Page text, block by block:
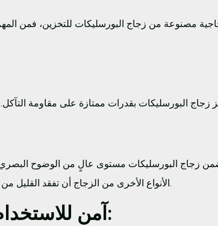
مصنوعة من زجاج البورسليكات للتخزين، فمن
يضمن زجاج البورسليكات مستوى عالٍ من الوضوح
الأنواع الأخرى من الزجاج أن تفقد القليل من شفافيتها عند التزجيج والتلطيف. وهذا لا ينطبق على زجاج البورسليكات.
آمن للاستخدام في الميكروويف وغسالة الصحون: